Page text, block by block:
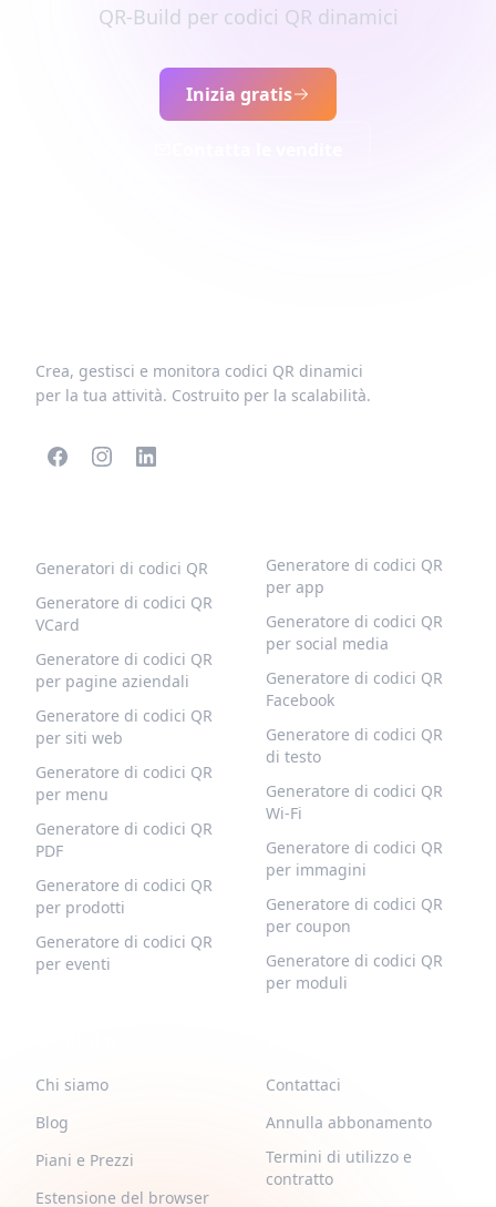
QR-Build per codici QR dinamici
Inizia gratis
Crea, gestisci e monitora codici QR dinamici
per la tua attività. Costruito per la scalabilità.
Generatori di codici QR
Generatore di codici QR
VCard
Generatore di codici QR
per pagine aziendali
Generatore di codici QR
per siti web
Generatore di codici QR
per menu
Generatore di codici QR
PDF
Generatore di codici QR
per prodotti
Generatore di codici QR
per eventi
Generatore di codici QR
per app
Generatore di codici QR
per social media
Generatore di codici QR
Facebook
Generatore di codici QR
di testo
Generatore di codici QR
Wi-Fi
Generatore di codici QR
per immagini
Generatore di codici QR
per coupon
Generatore di codici QR
per moduli
Chi siamo
Blog
Piani e Prezzi
Estensione del browser
Contattaci
Annulla abbonamento
Termini di utilizzo e
contratto